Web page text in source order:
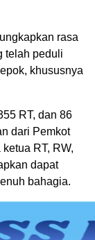
rasa
telah peduli
khususnya
RT, dan 86
dari Pemkot
RT, RW,
dapat
bahagia.